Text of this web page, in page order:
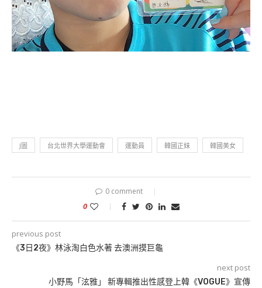
J圖 台北世界大學運動會 運動員 韓國正妹 韓國美女
0 comment
0
previous post
《3日2夜》林泳淘白色水著 去澳洲摸巨龜
next post
小野馬「泫雅」 新專輯推出性感登上韓《VOGUE》宣傳